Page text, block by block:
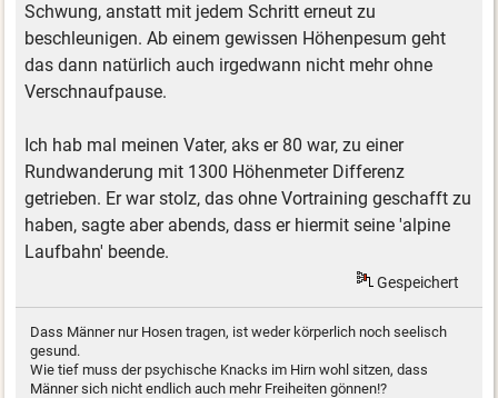
Schwung, anstatt mit jedem Schritt erneut zu
beschleunigen. Ab einem gewissen Höhenpesum geht
das dann natürlich auch irgedwann nicht mehr ohne
Verschnaufpause.
Ich hab mal meinen Vater, aks er 80 war, zu einer
Rundwanderung mit 1300 Höhenmeter Differenz
getrieben. Er war stolz, das ohne Vortraining geschafft zu
haben, sagte aber abends, dass er hiermit seine 'alpine
Laufbahn' beende.
Gespeichert
Dass Männer nur Hosen tragen, ist weder körperlich noch seelisch
gesund.
Wie tief muss der psychische Knacks im Hirn wohl sitzen, dass
Männer sich nicht endlich auch mehr Freiheiten gönnen!?